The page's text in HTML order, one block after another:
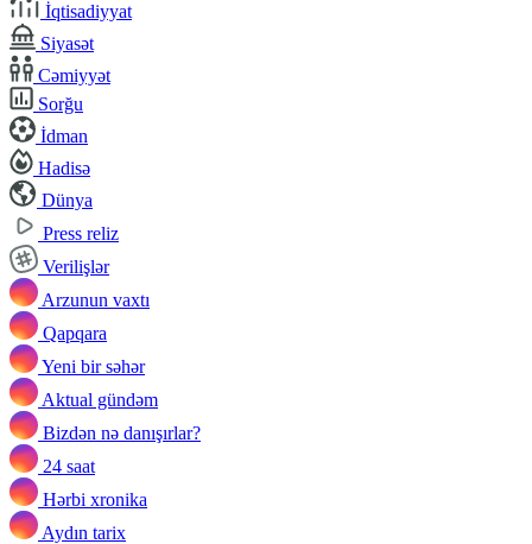
İqtisadiyyat
Siyasət
Cəmiyyət
Sorğu
İdman
Hadisə
Dünya
Press reliz
Verilişlər
Arzunun vaxtı
Qapqara
Yeni bir səhər
Aktual gündəm
Bizdən nə danışırlar?
24 saat
Hərbi xronika
Aydın tarix